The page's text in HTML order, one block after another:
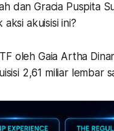
dan Gracia Puspita
akuisisi ini?
oleh Gaia Artha
2,61 miliar lembar